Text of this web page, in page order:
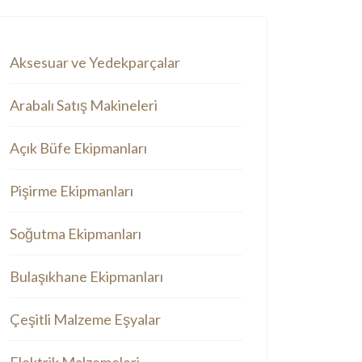
Aksesuar ve Yedekparçalar
Arabalı Satış Makineleri
Açık Büfe Ekipmanları
Pişirme Ekipmanları
Soğutma Ekipmanları
Bulaşıkhane Ekipmanları
Çeşitli Malzeme Eşyalar